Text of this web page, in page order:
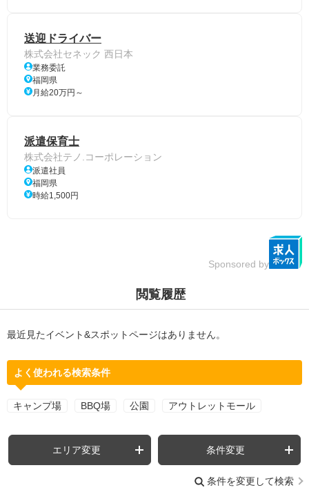
送迎ドライバー
株式会社セネック 西日本
業務委託
福岡県
月給20万円～
派遣保育士
株式会社テノ.コーポレーション
派遣社員
福岡県
時給1,500円
Sponsored by
閲覧履歴
最近見たイベント&スポットページはありません。
よく使われる検索条件
キャンプ場 BBQ場 公園 アウトレットモール
エリア変更 条件変更
条件を変更して検索